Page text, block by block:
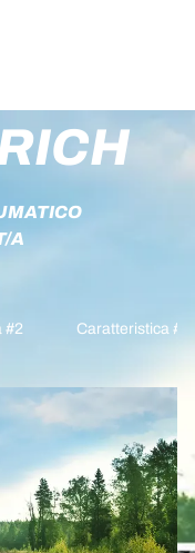
A
#2 Caratteristica #3